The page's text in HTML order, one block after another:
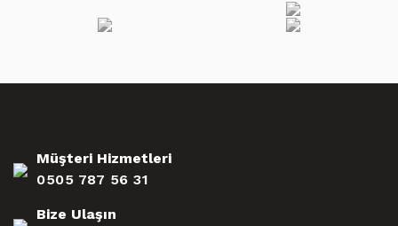
Müşteri Hizmetleri
0505 787 56 31
Bize Ulaşın